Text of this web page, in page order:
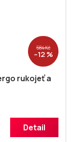
584 Kč
–12 %
rukojeť a
Detail